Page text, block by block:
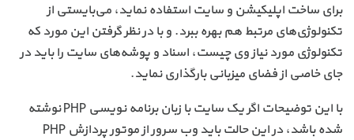
برای ساخت اپلیکیشن و سایت استفاده نماید، می‌بایستی از
تکنولوژی‌های مرتبط هم بهره ببرد. و با در نظر گرفتن این مورد که
تکنولوژی مورد نیاز وی چیست، اسناد و پوشه‌های سایت را باید در
جای خاصی از فضای میزبانی بارگذاری نماید.
با این توضیحات اگر یک سایت با زبان برنامه نویسی PHP نوشته
شده باشد، در این حالت باید وب سرور از موتور پردازش PHP